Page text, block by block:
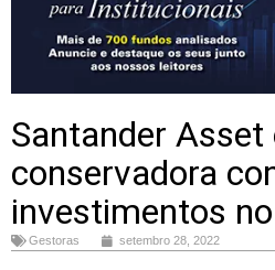
Santander Asset
conservadora
investimentos
Gestoras setembro 28, 2022